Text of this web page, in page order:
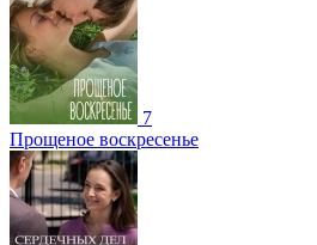
7
Прощеное воскресенье